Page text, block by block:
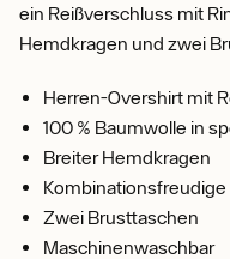
ein Reißverschluss mit
Hemdkragen und zwei
Herren-Overshirt mit
100 % Baumwolle in
Breiter Hemdkragen
Kombinationsfreudige
Zwei Brusttaschen
Maschinenwaschbar